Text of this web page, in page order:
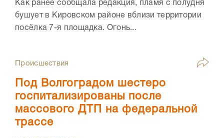
Как ранее сообщала редакция, пламя с полудня
бушует в Кировском районе вблизи территории
посёлка 7-я площадка. Огонь...
Происшествия
Под Волгоградом шестеро
госпитализированы после
массового ДТП на федеральной
трассе